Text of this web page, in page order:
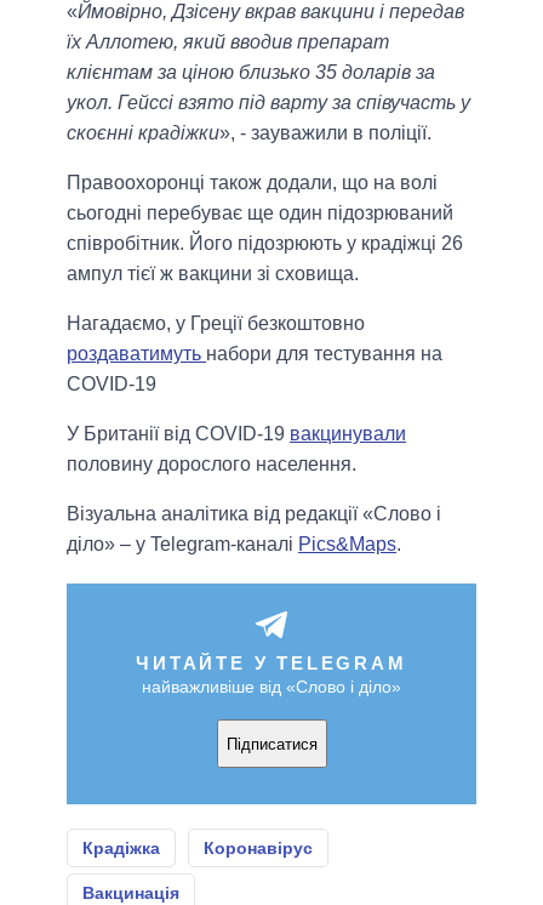
«Ймовірно, Дзісену вкрав вакцини і передав
їх Аллотею, який вводив препарат
клієнтам за ціною близько 35 доларів за
укол. Гейссі взято під варту за співучасть у
скоєнні крадіжки», - зауважили в поліції.
Правоохоронці також додали, що на волі
сьогодні перебуває ще один підозрюваний
співробітник. Його підозрюють у крадіжці 26
ампул тієї ж вакцини зі сховища.
Нагадаємо, у Греції безкоштовно
роздаватимуть набори для тестування на
COVID-19
У Британії від COVID-19 вакцинували
половину дорослого населення.
Візуальна аналітика від редакції «Слово і
діло» – у Telegram-каналі Pics&Maps.
ЧИТАЙТЕ У TELEGRAM
найважливіше від «Слово і діло»
Підписатися
Крадіжка Коронавірус
Вакцинація